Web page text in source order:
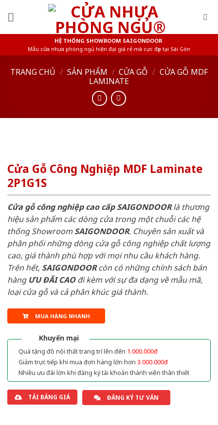
HỆ THỐNG SHOWROOM SAIGONDOOR
Mẫu cửa nhựa phòng ngủ hiện đại giá rẻ mà cực đẹp tại Sài Gòn
TRANG CHỦ / SẢN PHẨM / CỬA GỖ / CỬA GỖ MDF
LAMINATE
Cửa Gỗ Công Nghiệp MDF Laminate
2P1G1S
Cửa gỗ công nghiệp cao cấp SAIGONDOORlà thương
hiệu sản phẩm các dòng cửa trong một chuỗi các hệ
thống ShowroomSAIGONDOOR. Chuyên sản xuất và
phân phối những dòng cửa gỗ công nghiệp chất lượng
cao, giá thành phù hợp với mọi nhu cầu khách hàng.
Trên hết, SAIGONDOORcòn có những chính sách bán
hàng ƯU ĐÃI CAOđi kèm với sự đa dạng về mẫu mã,
loại cửa gỗ và cả phân khúc giá thành.
MUA HÀNG NHANH
Khuyến mại
Quà tặng đồ nội thất trang trí lên đến 1.000.000đ
Giảm trực tiếp khi mua đơn hàng lớn hơn 3.000.000đ
Nhiều ưu đãi lớn khi đăng ký tài khoản thành viên thân thiết
TẢI BẢNG GIÁ ĐĂNG KÝ TƯ VẤN